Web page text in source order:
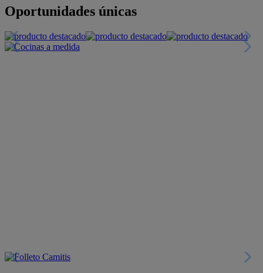
Oportunidades únicas